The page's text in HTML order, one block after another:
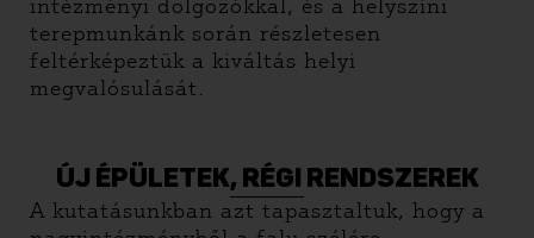
intézményi dolgozókkal, és a helyszíni
terepmunkánk során részletesen
feltérképeztük a kiváltás helyi
megvalósulását.
ÚJ ÉPÜLETEK, RÉGI RENDSZEREK
A kutatásunkban azt tapasztaltuk, hogy a